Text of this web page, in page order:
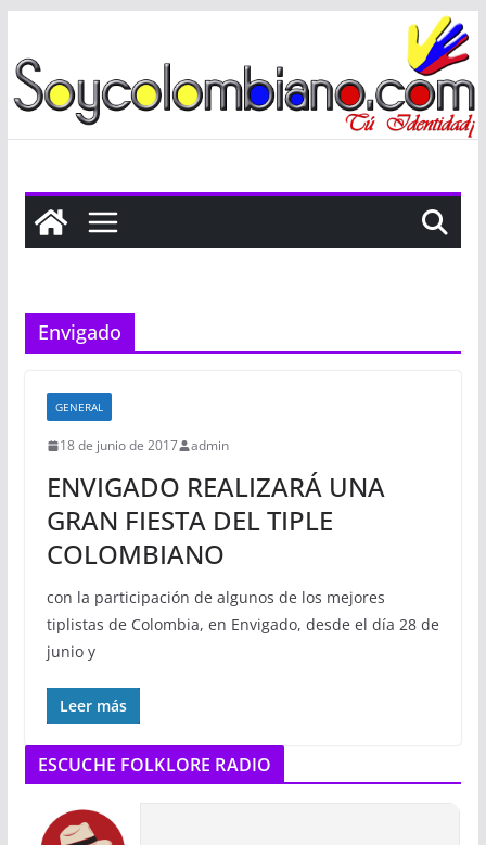
al
contenido
Envigado
GENERAL
18 de junio de 2017 admin
ENVIGADO REALIZARÁ UNA
GRAN FIESTA DEL TIPLE
COLOMBIANO
con la participación de algunos de los mejores
tiplistas de Colombia, en Envigado, desde el día 28 de
junio y
Leer más
ESCUCHE FOLKLORE RADIO